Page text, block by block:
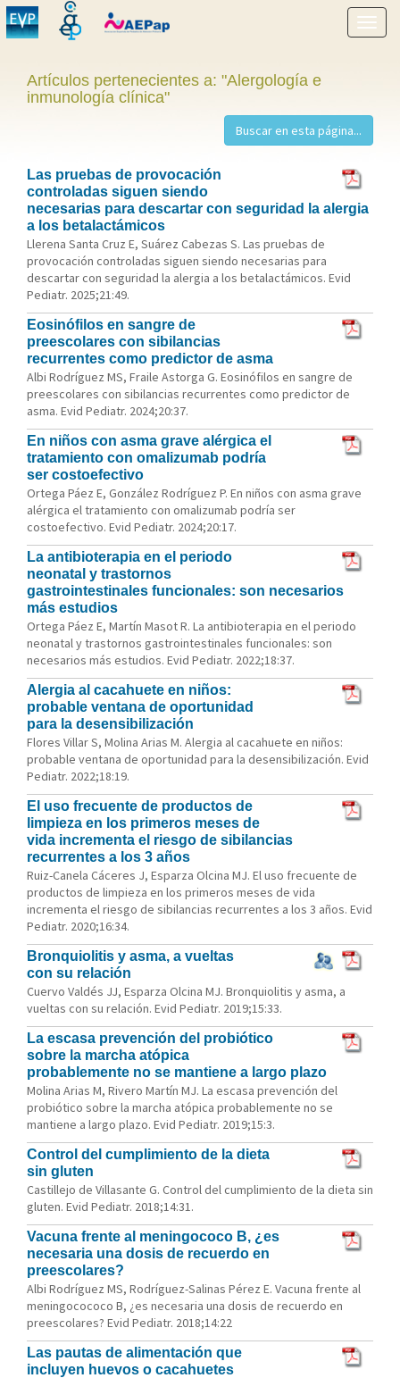
menú
Artículos pertenecientes a: "Alergología e
inmunología clínica"
Las pruebas de provocación
controladas siguen siendo
necesarias para descartar con seguridad la alergia
a los betalactámicos
Llerena Santa Cruz E, Suárez Cabezas S. Las pruebas de
provocación controladas siguen siendo necesarias para
descartar con seguridad la alergia a los betalactámicos. Evid
Pediatr. 2025;21:49.
Eosinófilos en sangre de
preescolares con sibilancias
recurrentes como predictor de asma
Albi Rodríguez MS, Fraile Astorga G. Eosinófilos en sangre de
preescolares con sibilancias recurrentes como predictor de
asma. Evid Pediatr. 2024;20:37.
En niños con asma grave alérgica el
tratamiento con omalizumab podría
ser costoefectivo
Ortega Páez E, González Rodríguez P. En niños con asma grave
alérgica el tratamiento con omalizumab podría ser
costoefectivo. Evid Pediatr. 2024;20:17.
La antibioterapia en el periodo
neonatal y trastornos
gastrointestinales funcionales: son necesarios
más estudios
Ortega Páez E, Martín Masot R. La antibioterapia en el periodo
neonatal y trastornos gastrointestinales funcionales: son
necesarios más estudios. Evid Pediatr. 2022;18:37.
Alergia al cacahuete en niños:
probable ventana de oportunidad
para la desensibilización
Flores Villar S, Molina Arias M. Alergia al cacahuete en niños:
probable ventana de oportunidad para la desensibilización. Evid
Pediatr. 2022;18:19.
El uso frecuente de productos de
limpieza en los primeros meses de
vida incrementa el riesgo de sibilancias
recurrentes a los 3 años
Ruiz-Canela Cáceres J, Esparza Olcina MJ. El uso frecuente de
productos de limpieza en los primeros meses de vida
incrementa el riesgo de sibilancias recurrentes a los 3 años. Evid
Pediatr. 2020;16:34.
Bronquiolitis y asma, a vueltas
con su relación
Cuervo Valdés JJ, Esparza Olcina MJ. Bronquiolitis y asma, a
vueltas con su relación. Evid Pediatr. 2019;15:33.
La escasa prevención del probiótico
sobre la marcha atópica
probablemente no se mantiene a largo plazo
Molina Arias M, Rivero Martín MJ. La escasa prevención del
probiótico sobre la marcha atópica probablemente no se
mantiene a largo plazo. Evid Pediatr. 2019;15:3.
Control del cumplimiento de la dieta
sin gluten
Castillejo de Villasante G. Control del cumplimiento de la dieta sin
gluten. Evid Pediatr. 2018;14:31.
Vacuna frente al meningococo B, ¿es
necesaria una dosis de recuerdo en
preescolares?
Albi Rodríguez MS, Rodríguez-Salinas Pérez E. Vacuna frente al
meningocococo B, ¿es necesaria una dosis de recuerdo en
preescolares? Evid Pediatr. 2018;14:22
Las pautas de alimentación que
incluyen huevos o cacahuetes